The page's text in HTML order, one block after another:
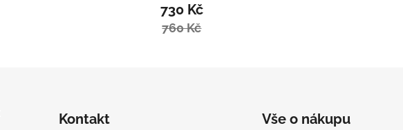
730 Kč
760 Kč
Kontakt Vše o nákupu